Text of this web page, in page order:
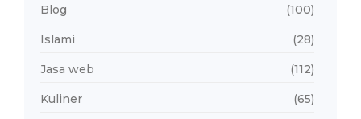
Blog (100)
Islami (28)
Jasa web (112)
Kuliner (65)